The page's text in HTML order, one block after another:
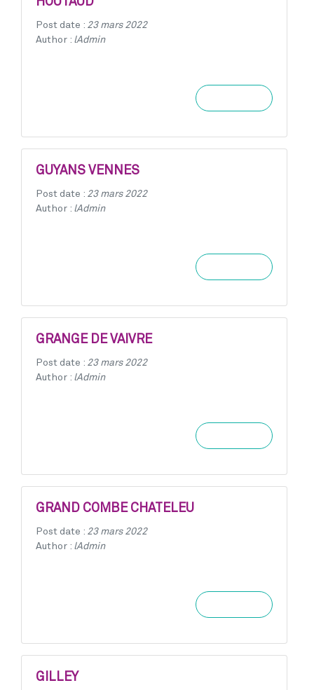
Post date : 23 mars 2022
Author : lAdmin
GUYANS VENNES
Post date : 23 mars 2022
Author : lAdmin
GRANGE DE VAIVRE
Post date : 23 mars 2022
Author : lAdmin
GRAND COMBE CHATELEU
Post date : 23 mars 2022
Author : lAdmin
GILLEY